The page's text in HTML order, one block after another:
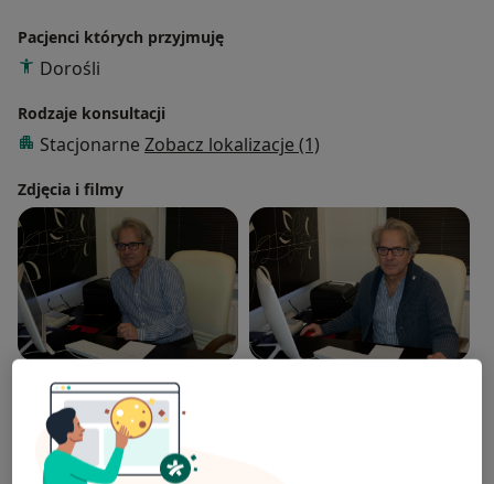
Pacjenci których przyjmuję
Dorośli
Rodzaje konsultacji
Stacjonarne Zobacz lokalizacje (1)
Zdjęcia i filmy
Zobacz galerię (9)
Pokaż więcej